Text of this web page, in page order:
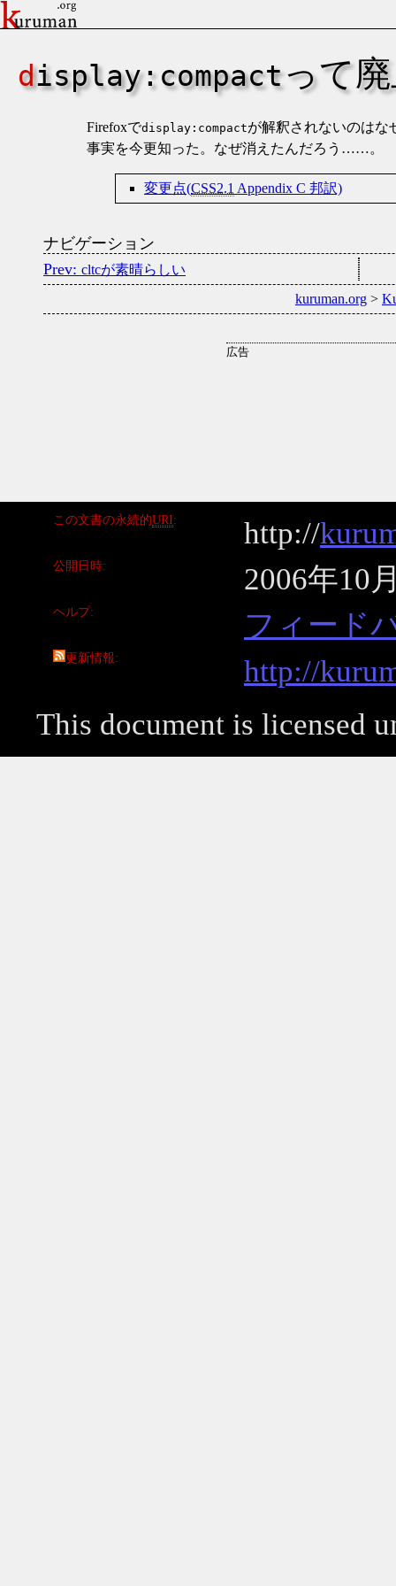
display:compactって
Firefoxでdisplay:compactが解釈されないのはな
事実を今更知った。なぜ消えたんだろう……。
変更点(CSS2.1 Appendix C 邦訳)
ナビゲーション
cltcが素晴らしい
kuruman.org >
この文書の永続的URI http://
公開日時 2006年10
ヘルプ フィード
更新情報
http://
This document is licensed